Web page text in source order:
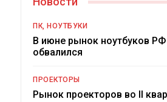
ПК, НОУТБУКИ
В июне рынок ноутбуков РФ
обвалился
ПРОЕКТОРЫ
Рынок проекторов во II